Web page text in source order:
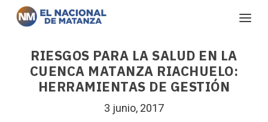
RIESGOS PARA LA SALUD EN LA
CUENCA MATANZA RIACHUELO:
HERRAMIENTAS DE GESTIÓN
3 junio, 2017